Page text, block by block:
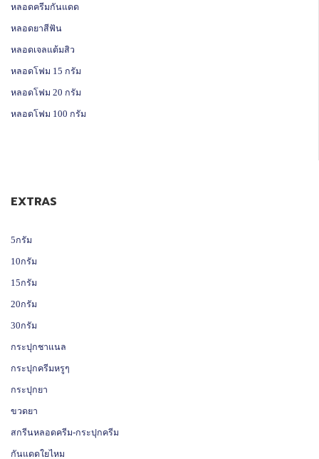
หลอดครีมกันแดด
หลอดยาสีฟัน
หลอดเจลแต้มสิว
หลอดโฟม 15 กรัม
หลอดโฟม 20 กรัม
หลอดโฟม 100 กรัม
EXTRAS
5กรัม
10กรัม
15กรัม
20กรัม
30กรัม
กระปุกชาแนล
กระปุกครีมหรูๆ
กระปุกยา
ขวดยา
สกรีนหลอดครีม-กระปุกครีม
กันแดดใยไหม